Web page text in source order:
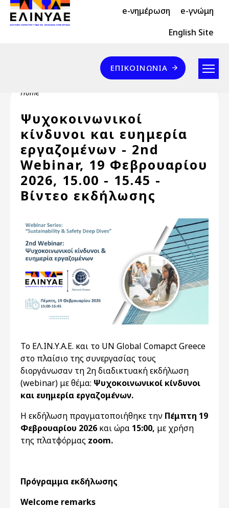
Skip to main content
Header Top 2 e-νημέρωση e-γνώμη
Header Top English Site
Επικοινωνία
ΕΠΙΚΟΙΝΩΝΊΑ
Breadcrumb
Home
Ψυχοκοινωνικοί
κίνδυνοι και ευημερία
εργαζομένων - 2nd
Webinar, 19 Φεβρουαρίου
2026, 15.00 - 15.45 -
Βίντεο εκδήλωσης
Το ΕΛ.ΙΝ.Υ.Α.Ε. και το UN Global Comapct Greece
στο πλαίσιο της συνεργασίας τους
διοργάνωσαν τη 2η διαδικτυακή εκδήλωση
(webinar) με θέμα: Ψυχοκοινωνικοί κίνδυνοι
και ευημερία εργαζομένων.
Η εκδήλωση πραγματοποιήθηκε την Πέμπτη 19
Φεβρουαρίου 2026 και ώρα 15:00, με χρήση
της πλατφόρμας zoom.
Πρόγραμμα εκδήλωσης
Welcome remarks